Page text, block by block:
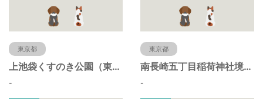
東京都
上池袋くすのき公園（東京都豊島区）
-
東京都
南長崎五丁目稲荷神社境内仮児童遊園（東京都豊島区）
-